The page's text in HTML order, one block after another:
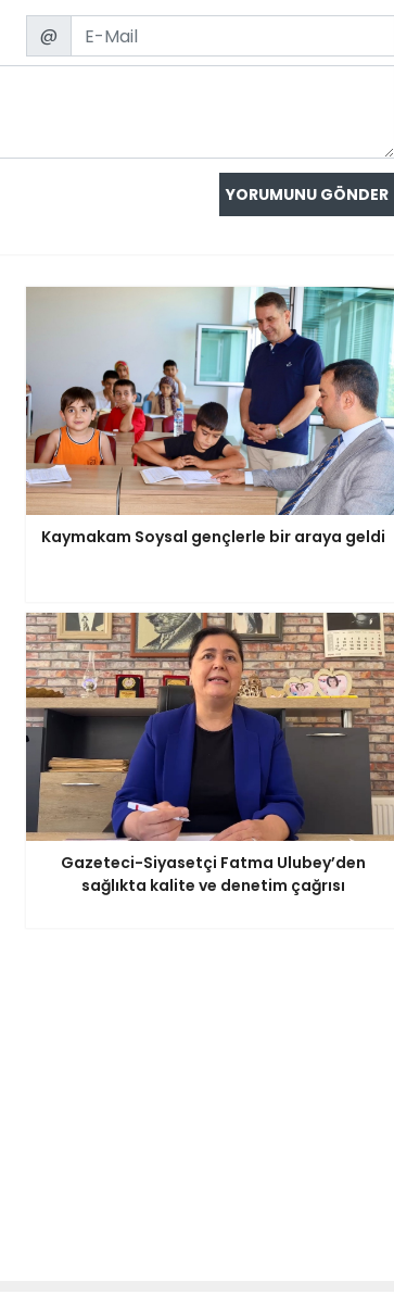
Email
@
Kaymakam Soysal gençlerle bir araya geldi
Gazeteci-Siyasetçi Fatma Ulubey’den
sağlıkta kalite ve denetim çağrısı